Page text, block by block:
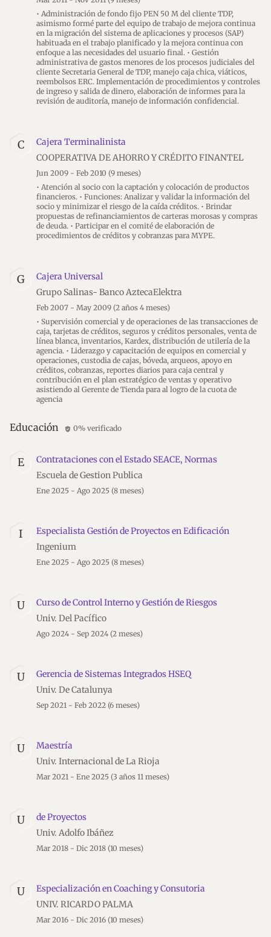
• Administración de fondo fijo PEN 50 M del cliente TDP,
asimismo formé parte del equipo de trabajo de mejora continua
en la migración del sistema de aplicaciones y procesos (SAP)
habituada en el trabajo planificado y la mejora continua con
enfoque a las necesidades del usuario final. • Gestión
administrativa de gastos menores de los procesos judiciales del
cliente Secretaria General de TDP, manejo caja chica, viáticos,
reembolsos ERC. Implementación de procedimientos y controles
de ingreso y salida de dinero, elaboración de informes para la
revisión de auditoría, manejo de información confidencial.
C
Cajera Terminalinista
COOPERATIVA DE AHORRO Y CRÉDITO FINANTEL
Jun 2009 - Feb 2010 (9 meses)
• Atención al socio con la captación y colocación de productos
financieros. • Funciones: Analizar y validar la información del
socio y minimizar el riesgo de la caída créditos. • Brindar
propuestas de refinanciamientos de carteras morosas y compras
de deuda. • Participar en el comité de elaboración de
procedimientos de créditos y cobranzas para MYPE.
G
Cajera Universal
Grupo Salinas- Banco AztecaElektra
Feb 2007 - May 2009 (2 años 4 meses)
• Supervisión comercial y de operaciones de las transacciones de
caja, tarjetas de créditos, seguros y créditos personales, venta de
línea blanca, inventarios, Kardex, distribución de utilería de la
agencia. • Liderazgo y capacitación de equipos en comercial y
operaciones, custodia de cajas, bóveda, arqueos, apoyo en
créditos, cobranzas, reportes diarios para caja central y
contribución en el plan estratégico de ventas y operativo
asistiendo al Gerente de Tienda para al logro de la cuota de
agencia
Educación verified_user 0% verificado
E
Contrataciones con el Estado SEACE, Normas
Escuela de Gestion Publica
Ene 2025 - Ago 2025 (8 meses)
I
Especialista Gestión de Proyectos en Edificación
Ingenium
Ene 2025 - Ago 2025 (8 meses)
U
Curso de Control Interno y Gestión de Riesgos
Univ. Del Pacífico
Ago 2024 - Sep 2024 (2 meses)
U
Gerencia de Sistemas Integrados HSEQ
Univ. De Catalunya
Sep 2021 - Feb 2022 (6 meses)
U
Maestría
Univ. Internacional de La Rioja
Mar 2021 - Ene 2025 (3 años 11 meses)
U
de Proyectos
Univ. Adolfo Ibáñez
Mar 2018 - Dic 2018 (10 meses)
U
Especialización en Coaching y Consutoria
UNIV. RICARDO PALMA
Mar 2016 - Dic 2016 (10 meses)